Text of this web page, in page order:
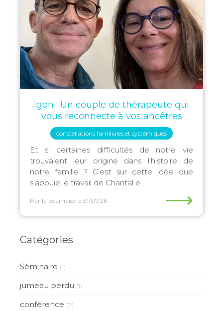
Igon : Un couple de thérapeute qui
vous reconnecte à vos ancêtres
constellations familiales et systémiques
Et si certaines difficultés de notre vie
trouvaient leur origine dans l’histoire de
notre famille ? C’est sur cette idée que
s’appuie le travail de Chantal e...
Par la bearnaise le 31/07/26 ⟶
Catégories
Séminaire (1)
jumeau perdu (1)
conférence (7)